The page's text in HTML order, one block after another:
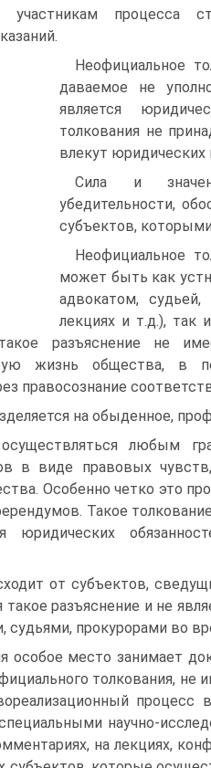
участникам процесса
Неофициальное
даваемое не
является
толкования не
влекут юридических
Сила и
убедительности,
субъектов,
Неофициальное
может быть как
адвокатом,
лекциях и т.д.), так
разъяснение не
жизнь общества, в
правосознание
на обыденное,
любым
в виде правовых
Особенно четко это
Такое
юридических
от субъектов,
такое разъяснение и не
судьями, прокурорами во
особое место занимает
толкования, не
научно-
на лекциях,